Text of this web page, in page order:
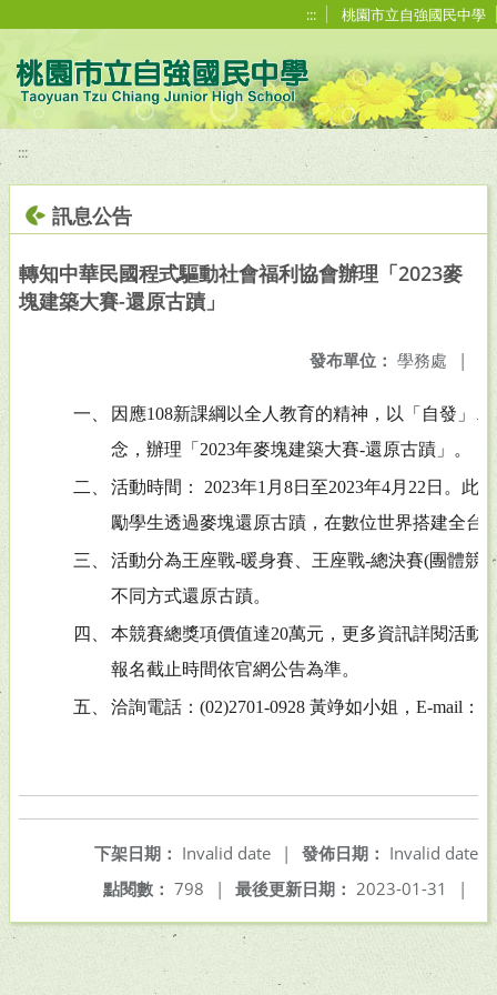
::: 桃園市立自強國民中學
:::
訊息公告
轉知中華民國程式驅動社會福利協會辦理「2023麥
塊建築大賽-還原古蹟」
發布單位： 學務處 |
一、
因應108新課綱以全人教育的精神，以「自發」
念，辦理「2023年麥塊建築大賽-還原古蹟」。
二、
活動時間： 2023年1月8日至2023年4月22日。此
勵學生透過麥塊還原古蹟，在數位世界搭建全台
三、
活動分為王座戰-暖身賽、王座戰-總決賽(團體競
不同方式還原古蹟。
四、
本競賽總獎項價值達20萬元，更多資訊詳閱活動
報名截止時間依官網公告為準。
五、
洽詢電話：(02)2701-0928 黃竫如小姐，E-mail：
發佈日期： Invalid date
下架日期： Invalid date
|
最後更新日期： 2023-01-31 |
點閱數： 798 |